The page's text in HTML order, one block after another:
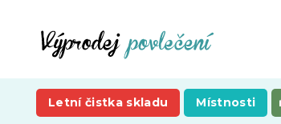
Letní čistka skladu Místnosti